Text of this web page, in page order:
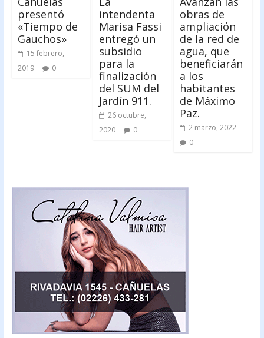
presentó
«Tiempo de
Gauchos»
15 febrero,
2019
0
intendenta
Marisa Fassi
entregó un
subsidio
para la
finalización
del SUM del
Jardín 911.
26 octubre,
2020
0
obras de
ampliación
de la red de
agua, que
beneficiarán
a los
habitantes
de Máximo
Paz.
2 marzo, 2022
0